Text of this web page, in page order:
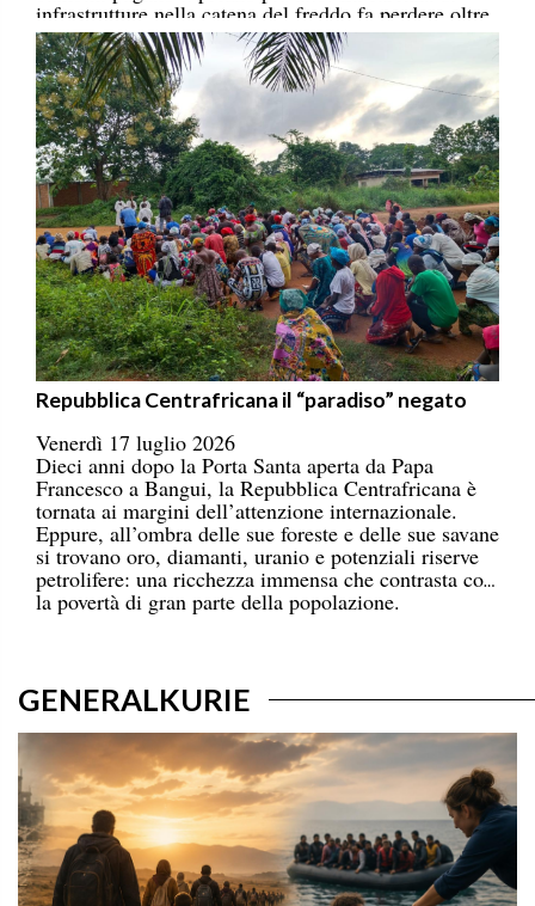
infrastrutture nella catena del freddo fa perdere oltre
un terzo della produzione di frutta, verdura, pesce e
latticini.
Repubblica Centrafricana il “paradiso” negato
Venerdì 17 luglio 2026
Dieci anni dopo la Porta Santa aperta da Papa
Francesco a Bangui, la Repubblica Centrafricana è
tornata ai margini dell’attenzione internazionale.
Eppure, all’ombra delle sue foreste e delle sue savane
si trovano oro, diamanti, uranio e potenziali riserve
petrolifere: una ricchezza immensa che contrasta con
la povertà di gran parte della popolazione.
GENERALKURIE